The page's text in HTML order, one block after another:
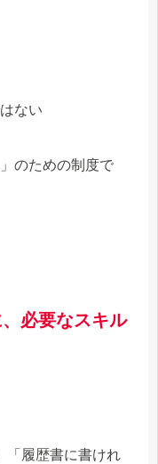
ない
のための制度で
、必要なスキル
「履歴書に書けれ